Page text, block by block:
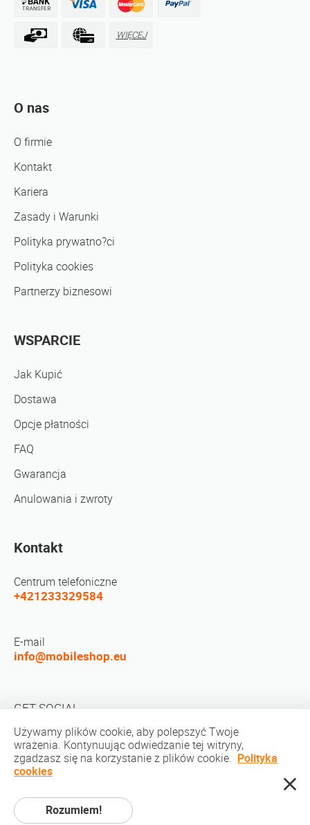
WIĘCEJ
O nas
O firmie
Kontakt
Kariera
Zasady i Warunki
Polityka prywatno?ci
Polityka cookies
Partnerzy biznesowi
WSPARCIE
Jak Kupić
Dostawa
Opcje płatności
FAQ
Gwarancja
Anulowania i zwroty
Kontakt
Centrum telefoniczne
+421233329584
E-mail
info@mobileshop.eu
GET SOCIAL
Prawo autorskie © 2010-2026 MobileShop.eu. Wszelkie prawa zastrzeżone.
Wszystkie zdjęcia produktów na stronie są własnością Mobileshop.eu |
Używamy plików cookie, aby polepszyć Twoje
wrażenia. Kontynuując odwiedzanie tej witryny,
zgadzasz się na korzystanie z plików cookie. Polityka
cookies
Rozumiem!